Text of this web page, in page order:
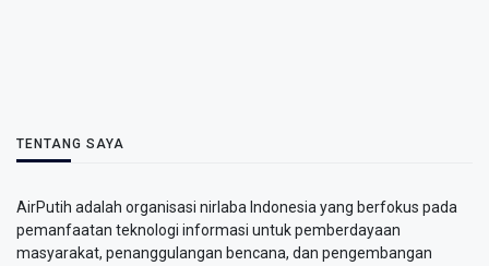
TENTANG SAYA
AirPutih adalah organisasi nirlaba Indonesia yang berfokus pada
pemanfaatan teknologi informasi untuk pemberdayaan
masyarakat, penanggulangan bencana, dan pengembangan